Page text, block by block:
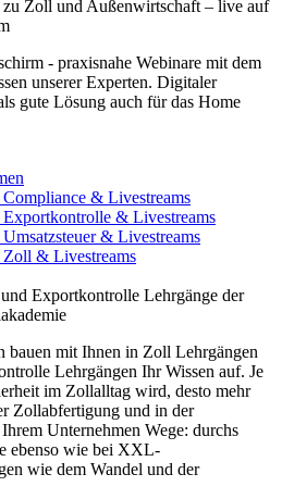
zu Zoll und Außenwirtschaft – live auf
- praxisnahe Webinare mit dem
unserer Experten. Digitaler
gute Lösung auch für das Home
Compliance & Livestreams
Exportkontrolle & Livestreams
& Livestreams
Zoll & Livestreams
Exportkontrolle Lehrgänge der
bauen mit Ihnen in Zoll Lehrgängen
Lehrgängen Ihr Wissen auf. Je
im Zollalltag wird, desto mehr
Zollabfertigung und in der
Unternehmen Wege: durchs
ebenso wie bei XXL-
wie dem Wandel und der